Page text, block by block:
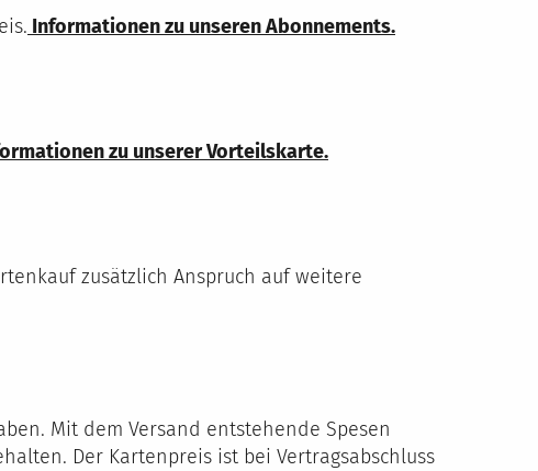
Informationen zu unseren Abonnements.
zu unserer Vorteilskarte.
zusätzlich Anspruch auf weitere
Mit dem Versand entstehende Spesen
Der Kartenpreis ist bei Vertragsabschluss